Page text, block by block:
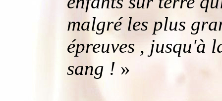
malgré les plus
épreuves , jusqu'à
sang ! »